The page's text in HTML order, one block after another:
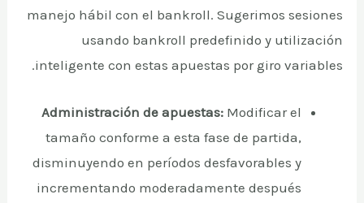
manejo hábil con el bankroll. Sugerimos sesiones
usando bankroll predefinido y utilización
inteligente con estas apuestas por giro variables.
Administración de apuestas:Modificar el
tamaño conforme a esta fase de partida,
disminuyendo en períodos desfavorables y
incrementando moderadamente después